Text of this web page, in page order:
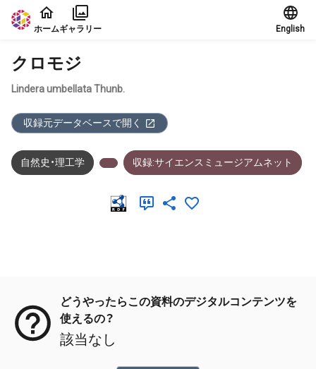
本文に飛ぶ
ホームギャラリー English
クロモジ
Lindera umbellata Thunb.
収録元データベースで開く
自然史・理工学 収録:サイエンスミュージアムネット
どうやったらこの資料のデジタルコンテンツを
使えるの？
該当なし